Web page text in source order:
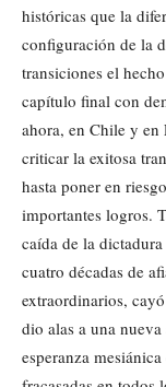
históricas que la
configuración de la
transiciones el
capítulo final con
ahora, en Chile y en
criticar la exitosa
hasta poner en
importantes logros.
caída de la
cuatro décadas de
extraordinarios,
dio alas a una
esperanza